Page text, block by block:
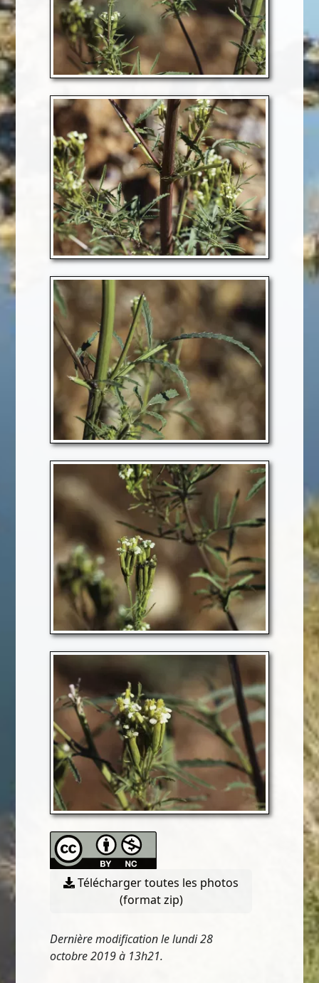
Télécharger toutes les photos
(format zip)
Dernière modification le lundi 28
octobre 2019 à 13h21.